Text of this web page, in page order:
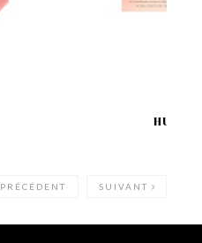
HUDA
PRÉCÉDENT SUIVANT